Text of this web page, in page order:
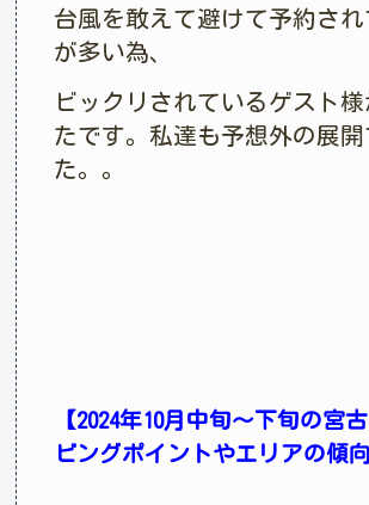
台風を敢えて避けて予約さ
が多い為、
ビックリされているゲスト様
たです。私達も予想外の展開
た。。
【2024年10月中旬〜下旬の宮
ビングポイントやエリアの傾向